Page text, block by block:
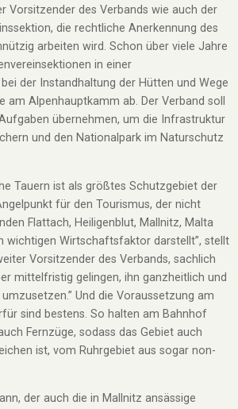
Vorsitzender des Verbands wie auch der
die rechtliche Anerkennung des
arbeiten wird. Schon über viele Jahre
in einer
der Instandhaltung der Hütten und Wege
am Alpenhauptkamm ab. Der Verband soll
übernehmen, um die Infrastruktur
und den Nationalpark im Naturschutz
Tauern ist als größtes Schutzgebiet der
für den Tourismus, der nicht
Flattach, Heiligenblut, Mallnitz, Malta
wichtigen Wirtschaftsfaktor darstellt”, stellt
Vorsitzender des Verbands, sachlich
mittelfristig gelingen, ihn ganzheitlich und
Und die Voraussetzung am
sind bestens. So halten am Bahnhof
Fernzüge, sodass das Gebiet auch
ist, vom Ruhrgebiet aus sogar non-
der auch die in Mallnitz ansässige